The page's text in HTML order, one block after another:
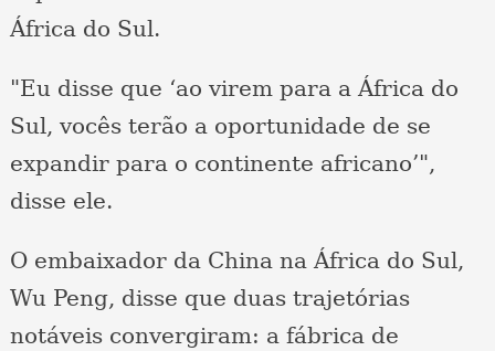
África do Sul.
"Eu disse que ‘ao virem para a África do
Sul, vocês terão a oportunidade de se
expandir para o continente africano’",
disse ele.
O embaixador da China na África do Sul,
Wu Peng, disse que duas trajetórias
notáveis ​​convergiram: a fábrica de